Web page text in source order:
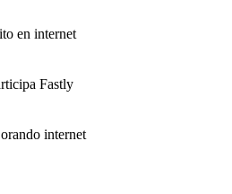
en internet
Fastly
internet